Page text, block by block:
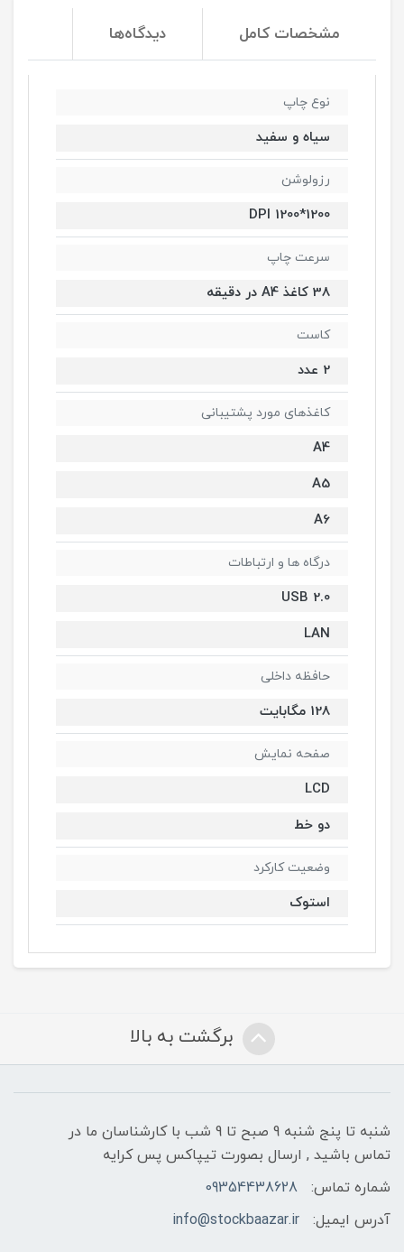
مشخصات کامل دیدگاه‌ها
نوع چاپ
سیاه و سفید
رزولوشن
1200*1200 DPI
سرعت چاپ
38 کاغذ A4 در دقیقه
کاست
2 عدد
کاغذهای مورد پشتیبانی
A4
A5
A6
درگاه ها و ارتباطات
USB 2.0
LAN
حافظه داخلی
128 مگابایت
صفحه نمایش
LCD
دو خط
وضعیت کارکرد
استوک
برگشت به بالا
شنبه تا پنج شنبه 9 صبح تا 9 شب با کارشناسان ما در
تماس باشید , ارسال بصورت تیپاکس پس کرایه
شماره تماس:
09354438628
آدرس ایمیل:
info@stockbaazar.ir